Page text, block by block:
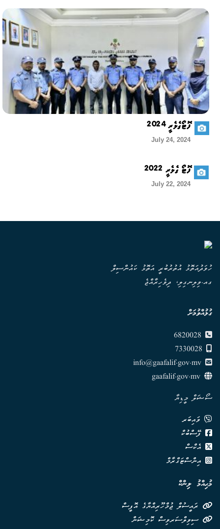
ފޮޓޯގެލެރީ 2024
July 24, 2024
ފޮޓޯ ގެލެރީ 2022
July 22, 2024
ހުވަދުއަތޮޅު އުތުރުބުރީ އަތޮޅު ކައުންސިލް
ގއ.ވިލިނގިލި، ދިވެހިރާއްޖެ
ގުޅުއްވުމަށް
info@gaafalif.gov.mv
ސޯޝަލް މީޑިޔާ
ވައިބަރ
ފޭސްބުކް
އެކްސް
އިންސްޓަގްރާމް
މުޙިއްމު ލިންކް
ރައީސުލް ޖުމްހޫރިއްޔާގެ އޮފީސް
ސިވިލްސަރވިސް ކޮމިޝަން